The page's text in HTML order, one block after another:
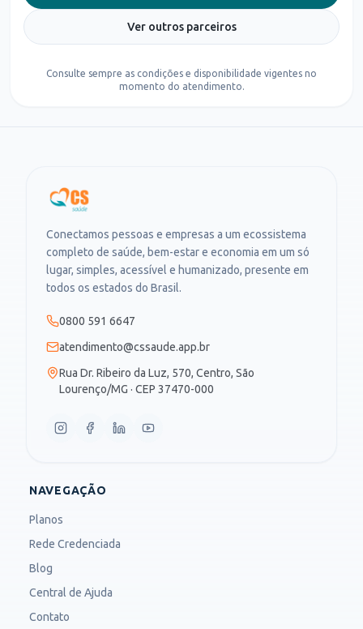
Ver outros parceiros
Consulte sempre as condições e disponibilidade vigentes no
momento do atendimento.
Conectamos pessoas e empresas a um ecossistema
completo de saúde, bem-estar e economia em um só
lugar, simples, acessível e humanizado, presente em
todos os estados do Brasil.
0800 591 6647
atendimento@cssaude.app.br
Rua Dr. Ribeiro da Luz, 570, Centro, São
Lourenço/MG · CEP 37470-000
NAVEGAÇÃO
Planos
Rede Credenciada
Blog
Central de Ajuda
Contato